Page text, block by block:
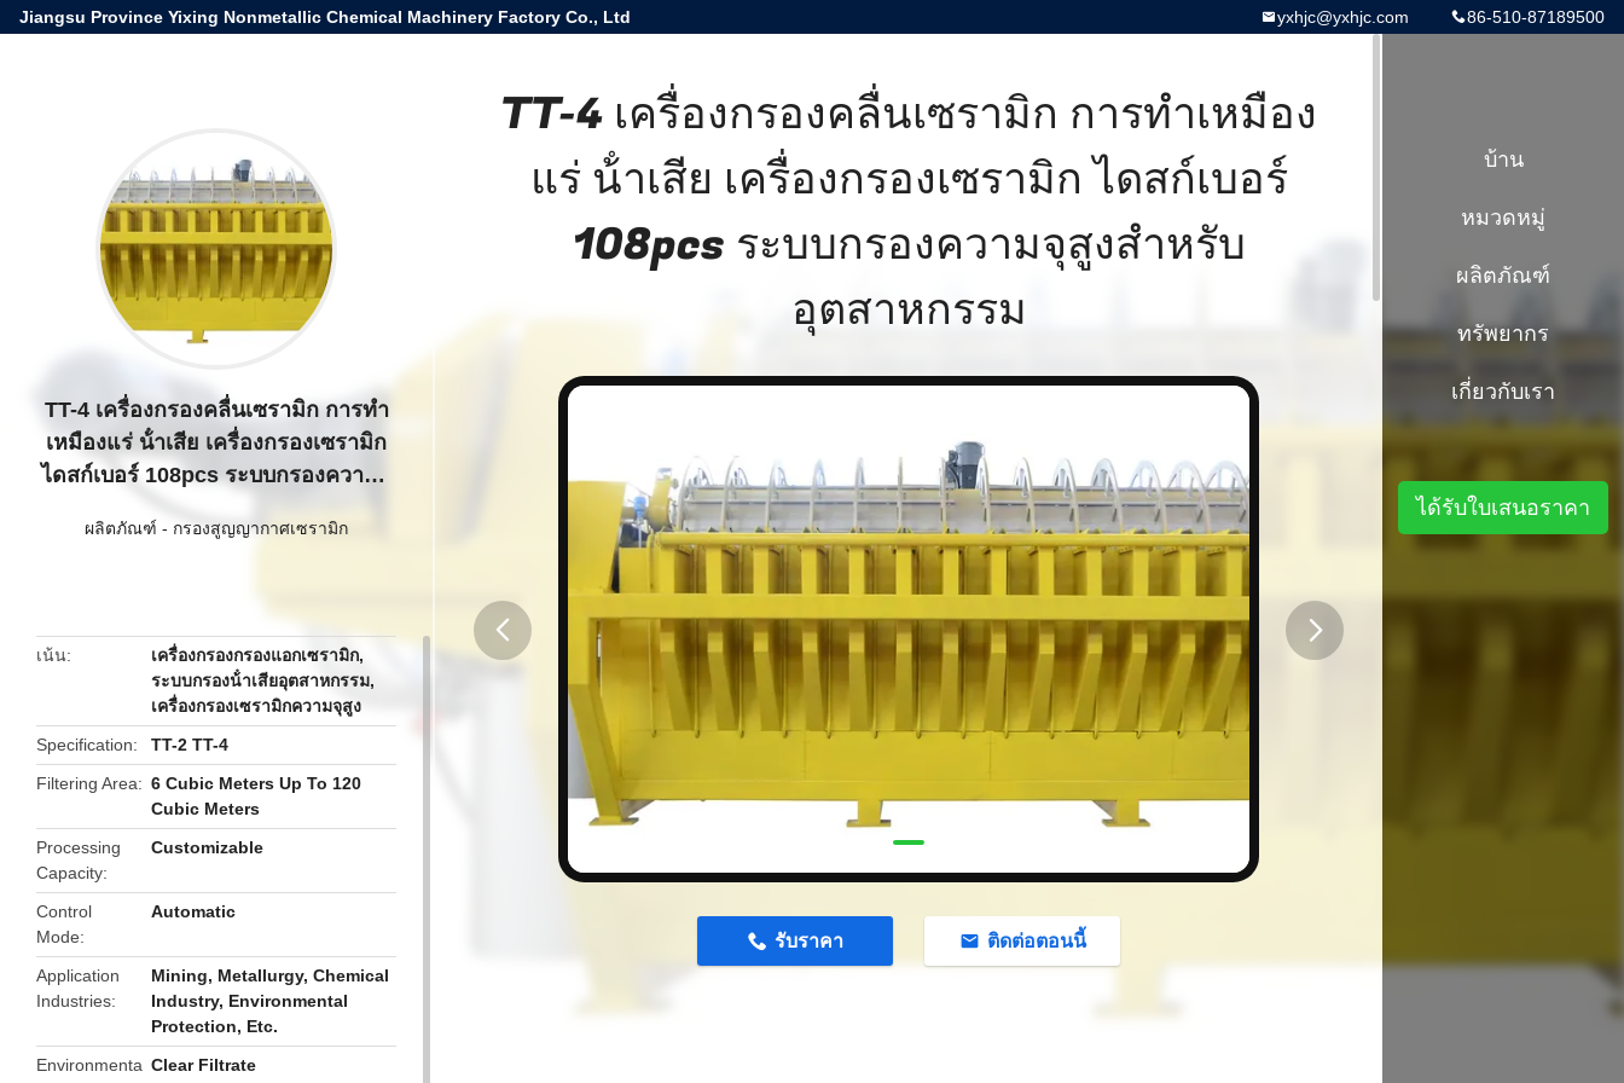
Jiangsu Province Yixing Nonmetallic Chemical Machinery Factory Co., Ltd 86-510-87189500
yxhjc@yxhjc.com
TT-4 เครื่องกรองคลื่นเซรามิก การทํา
เหมืองแร่ น้ําเสีย เครื่องกรองเซรามิก
ไดสก์เบอร์ 108pcs ระบบกรองความจุ
ผลิตภัณฑ์ - กรองสูญญากาศเซรามิก
เน้น เครื่องกรองกรองแอกเซรามิก,
ระบบกรองน้ําเสียอุตสาหกรรม,
เครื่องกรองเซรามิกความจุสูง
Specification
TT-2 TT-4
Filtering Area
6 Cubic Meters Up To 120
Cubic Meters
Processing
Capacity
Customizable
Control
Mode
Automatic
Application
Industries
Mining, Metallurgy, Chemical
Industry, Environmental
Protection, Etc.
Environmenta Clear Filtrate
TT-4 เครื่องกรองคลื่นเซรามิก การทําเหมือง
แร่ น้ําเสีย เครื่องกรองเซรามิก ไดสก์เบอร์
108pcs ระบบกรองความจุสูงสําหรับ
อุตสาหกรรม
รับราคา ติดต่อตอนนี้
บ้าน
หมวดหมู่
ผลิตภัณฑ์
ทรัพยากร
เกี่ยวกับเรา
ได้รับใบเสนอราคา